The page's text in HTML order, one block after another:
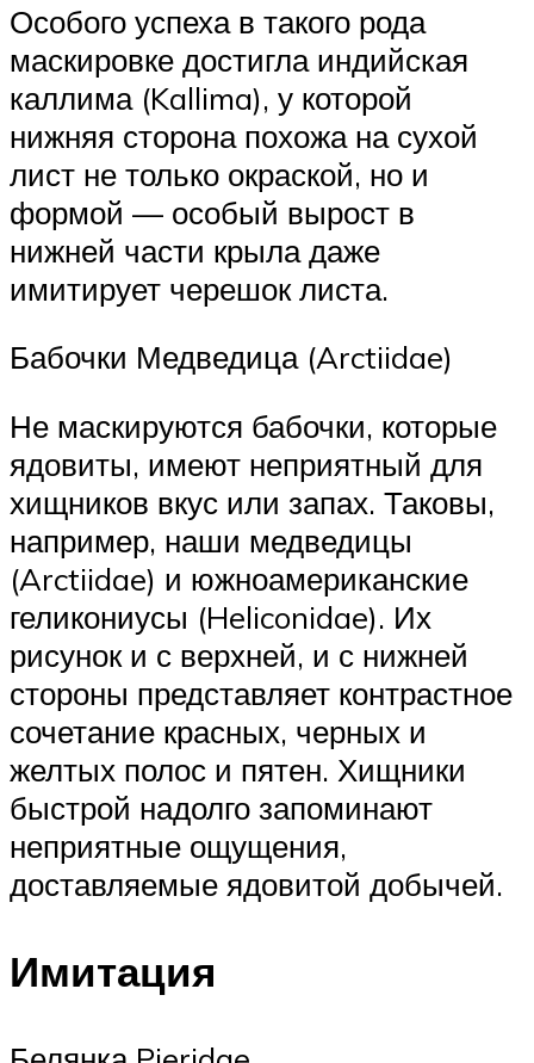
Особого успеха в такого рода
маскировке достигла индийская
каллима (Kallima), у которой
нижняя сторона похожа на сухой
лист не только окраской, но и
формой — особый вырост в
нижней части крыла даже
имитирует черешок листа.
Бабочки Медведица (Arctiidae)
Не маскируются бабочки, которые
ядовиты, имеют неприятный для
хищников вкус или запах. Таковы,
например, наши медведицы
(Arctiidae) и южноамериканские
геликониусы (Heliconidae). Их
рисунок и с верхней, и с нижней
стороны представляет контрастное
сочетание красных, черных и
желтых полос и пятен. Хищники
быстрой надолго запоминают
неприятные ощущения,
доставляемые ядовитой добычей.
Имитация